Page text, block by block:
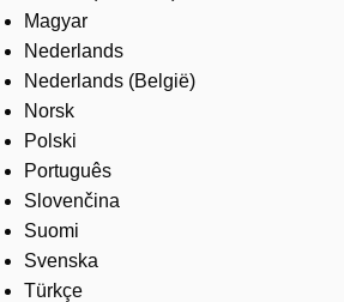
Magyar
Nederlands
Nederlands (België)
Norsk
Polski
Português
Slovenčina
Suomi
Svenska
Türkçe